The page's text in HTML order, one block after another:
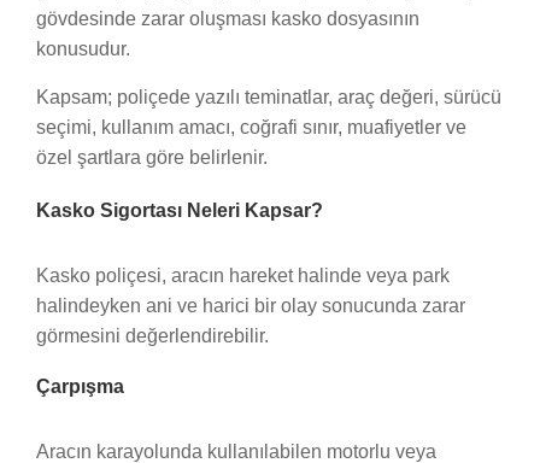
gövdesinde zarar oluşması kasko dosyasının
konusudur.
Kapsam; poliçede yazılı teminatlar, araç değeri, sürücü
seçimi, kullanım amacı, coğrafi sınır, muafiyetler ve
özel şartlara göre belirlenir.
Kasko Sigortası Neleri Kapsar?
Kasko poliçesi, aracın hareket halinde veya park
halindeyken ani ve harici bir olay sonucunda zarar
görmesini değerlendirebilir.
Çarpışma
Aracın karayolunda kullanılabilen motorlu veya